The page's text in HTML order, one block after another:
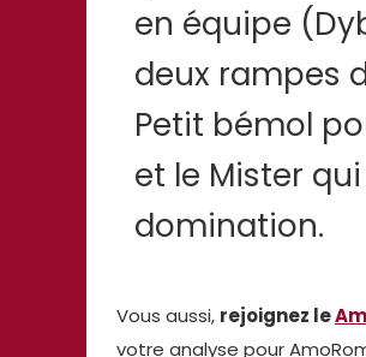
en équipe
deux rampes
Petit bémol
et le Mister
domination.
Vous aussi, rejoignez le
votre analyse pour